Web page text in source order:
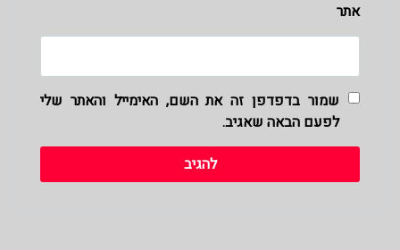
אתר
שמור בדפדפן זה את השם, האימייל והאתר שלי
לפעם הבאה שאגיב.